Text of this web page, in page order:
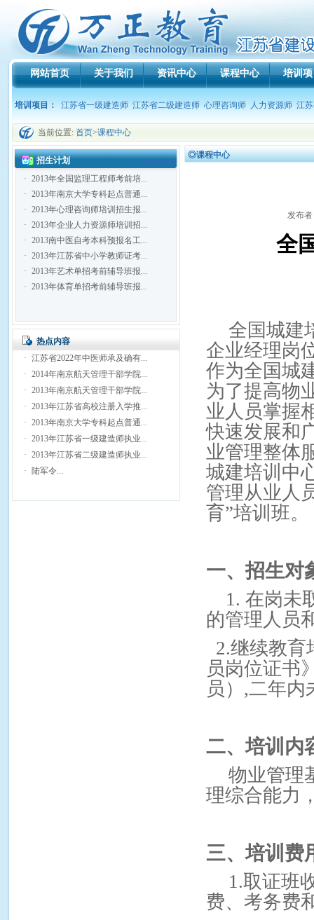
网站首页 关于我们 资讯中心 课程中心 培训
培训项目 ： 江苏省一级建造师 江苏省二级建造师 心理咨询师 人力资源师 江
当前位置: 首页>课程中心
招生计划
· 2013年全国监理工程师考前培...
· 2013年南京大学专科起点普通...
· 2013年心理咨询师培训招生报...
· 2013年企业人力资源师培训招...
· 2013南中医自考本科预报名工...
· 2013年江苏省中小学教师证考...
· 2013年艺术单招考前辅导班报...
· 2013年体育单招考前辅导班报...
热点内容
· 江苏省2022年中医师承及确有...
· 2014年南京航天管理干部学院...
· 2013年南京航天管理干部学院...
· 2013年江苏省高校注册入学推...
· 2013年南京大学专科起点普通...
· 2013年江苏省一级建造师执业...
· 2013年江苏省二级建造师执业...
·
陆军令...
◎课程中心
发布者
全
全国城建
企业经理岗
作为全国城
为了提高物
业人员掌握
快速发展和
业管理整体
城建培训中
管理从业人
育”培训班。
一、招生对
1. 在岗未
的管理人员
2.继续教育
员岗位证书
员） ,二年内
二、培训内
物业管理
理综合能力
三、培训费
1.取证班
费、考务费